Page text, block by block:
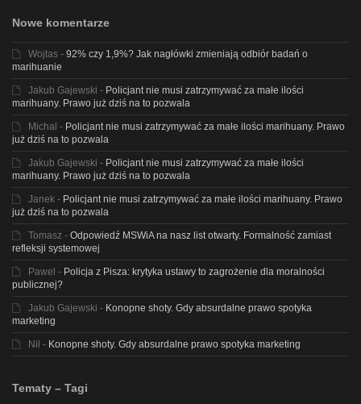
Nowe komentarze
Wojtas - 92% czy 1,9%? Jak nagłówki zmieniają odbiór badań o
marihuanie
Jakub Gajewski - Policjant nie musi zatrzymywać za małe ilości
marihuany. Prawo już dziś na to pozwala
Michal - Policjant nie musi zatrzymywać za małe ilości marihuany. Prawo
już dziś na to pozwala
Jakub Gajewski - Policjant nie musi zatrzymywać za małe ilości
marihuany. Prawo już dziś na to pozwala
Janek - Policjant nie musi zatrzymywać za małe ilości marihuany. Prawo
już dziś na to pozwala
Tomasz - Odpowiedź MSWiA na nasz list otwarty. Formalność zamiast
refleksji systemowej
Pawel - Policja z Pisza: krytyka ustawy to zagrożenie dla moralności
publicznej?
Jakub Gajewski - Konopne shoty. Gdy absurdalne prawo spotyka
marketing
Nil - Konopne shoty. Gdy absurdalne prawo spotyka marketing
Tematy – Tagi